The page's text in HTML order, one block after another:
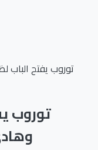
توروب يفتح
توروب